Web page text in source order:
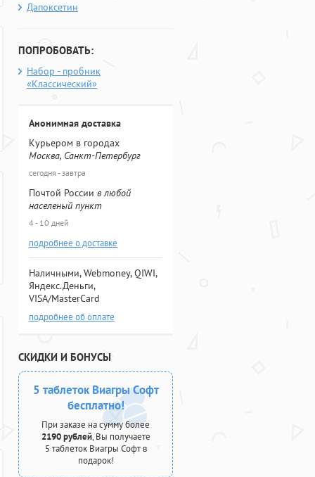
Дапоксетин
ПОПРОБОВАТЬ:
Набор - пробник
«Классический»
Анонимная доставка
Курьером в городах
Москва, Санкт-Петербург
сегодня - завтра
Почтой России в любой
населеный пункт
4 - 10 дней
подробнее о доставке
Наличными, Webmoney, QIWI,
Яндекс.Деньги,
VISA/MasterCard
подробнее об оплате
СКИДКИ И БОНУСЫ
5 таблеток Виагры Софт
бесплатно!
При заказе на сумму более
2190 рублей, Вы получаете
5 таблеток Виагры Софт в
подарок!